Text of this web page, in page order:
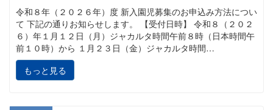
令和８年（２０２６年）度 新入園児募集のお申込み方法につい
て 下記の通りお知らせします。 【受付日時】 令和８（２０２
６）年１月１２日（月）ジャカルタ時間午前８時（日本時間午
前１０時）から １月２３日（金）ジャカルタ時間…
もっと見る